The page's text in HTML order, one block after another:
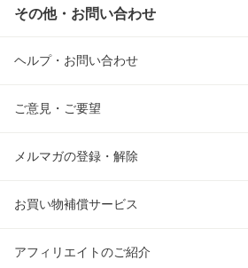
その他・お問い合わせ
ヘルプ・お問い合わせ
ご意見・ご要望
メルマガの登録・解除
お買い物補償サービス
アフィリエイトのご紹介